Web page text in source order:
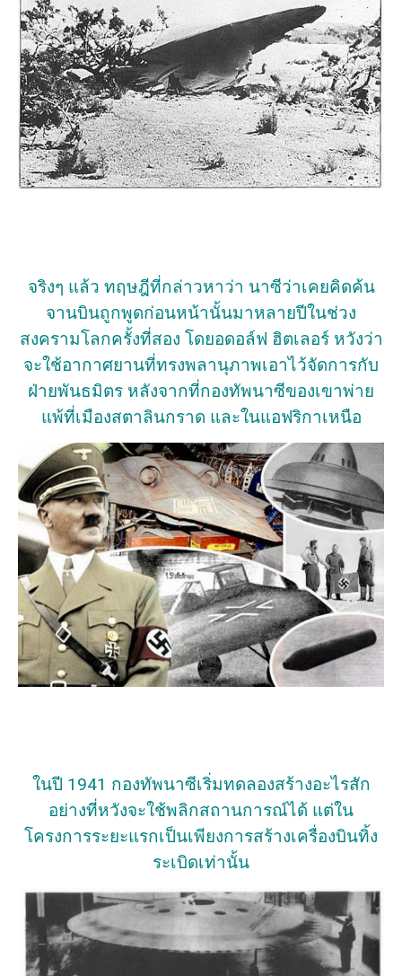
จริงๆ แล้ว ทฤษฎีที่กล่าวหาว่า นาซีว่าเคยคิดค้น
จานบินถูกพูดก่อนหน้านั้นมาหลายปีในช่วง
สงครามโลกครั้งที่สอง โดยอดอล์ฟ ฮิตเลอร์ หวังว่า
จะใช้อากาศยานที่ทรงพลานุภาพเอาไว้จัดการกับ
ฝ่ายพันธมิตร หลังจากที่กองทัพนาซีของเขาพ่าย
แพ้ที่เมืองสตาลินกราด และในแอฟริกาเหนือ
ในปี 1941 กองทัพนาซีเริ่มทดลองสร้างอะไรสัก
อย่างที่หวังจะใช้พลิกสถานการณ์ได้ แต่ใน
โครงการระยะแรกเป็นเพียงการสร้างเครื่องบินทิ้ง
ระเบิดเท่านั้น